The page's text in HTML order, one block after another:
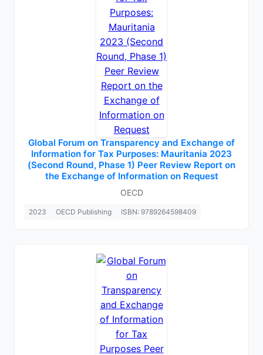
Global Forum on Transparency and Exchange of
Information for Tax Purposes: Mauritania 2023
(Second Round, Phase 1) Peer Review Report on
the Exchange of Information on Request
OECD
2023 OECD Publishing ISBN: 9789264598409